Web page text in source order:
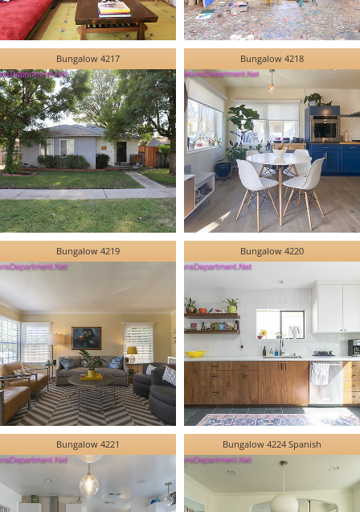
Bungalow 4217 Bungalow 4218
Bungalow 4219 Bungalow 4220
Bungalow 4221 Bungalow 4224 Spanish